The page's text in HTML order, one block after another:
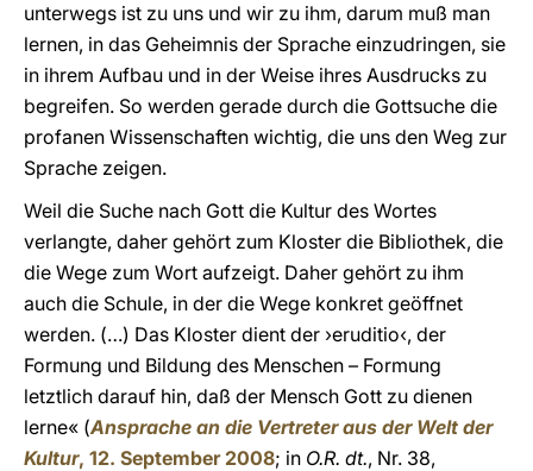
unterwegs ist zu uns und wir zu ihm, darum muß man
lernen, in das Geheimnis der Sprache einzudringen, sie
in ihrem Aufbau und in der Weise ihres Ausdrucks zu
begreifen. So werden gerade durch die Gottsuche die
profanen Wissenschaften wichtig, die uns den Weg zur
Sprache zeigen.
Weil die Suche nach Gott die Kultur des Wortes
verlangte, daher gehört zum Kloster die Bibliothek, die
die Wege zum Wort aufzeigt. Daher gehört zu ihm
auch die Schule, in der die Wege konkret geöffnet
werden. (…) Das Kloster dient der ›eruditio‹, der
Formung und Bildung des Menschen – Formung
letztlich darauf hin, daß der Mensch Gott zu dienen
lerne« (Ansprache an die Vertreter aus der Welt der
Kultur, 12. September 2008; in O.R. dt., Nr. 38,